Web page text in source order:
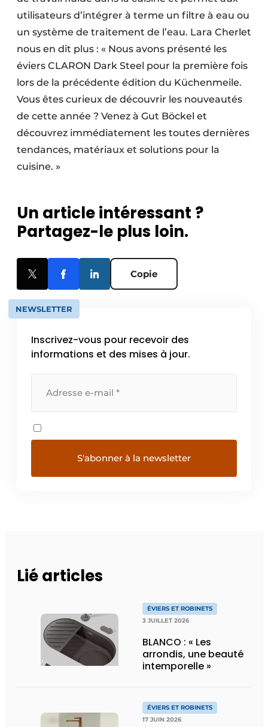
utilisateurs d’intégrer à terme un filtre à eau ou
un système de traitement de l’eau. Lara Cherlet
nous en dit plus : « Nous avons présenté les
éviers CLARON Dark Steel pour la première fois
lors de la précédente édition du Küchenmeile.
Vous êtes curieux de découvrir les nouveautés
de cette année ? Venez à Gut Böckel et
découvrez immédiatement les toutes dernières
tendances, matériaux et solutions pour la
cuisine. »
Un article intéressant ?
Partagez-le plus loin.
Copie
NEWSLETTER
Inscrivez-vous pour recevoir des
informations et des mises à jour.
Lié articles
ÉVIERS ET ROBINETS
3 JUILLET 2026
BLANCO : « Les
arrondis, une beauté
intemporelle »
ÉVIERS ET ROBINETS
17 JUIN 2026